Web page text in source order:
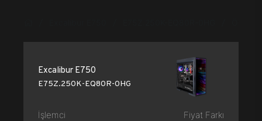
Excalibur E750
E75Z.250K-EQ80R-0HG
İşlemci Fiyat Farkı